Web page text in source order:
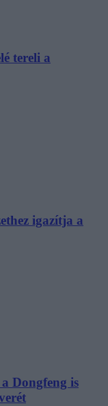
tereli a
igazítja a
Dongfeng is